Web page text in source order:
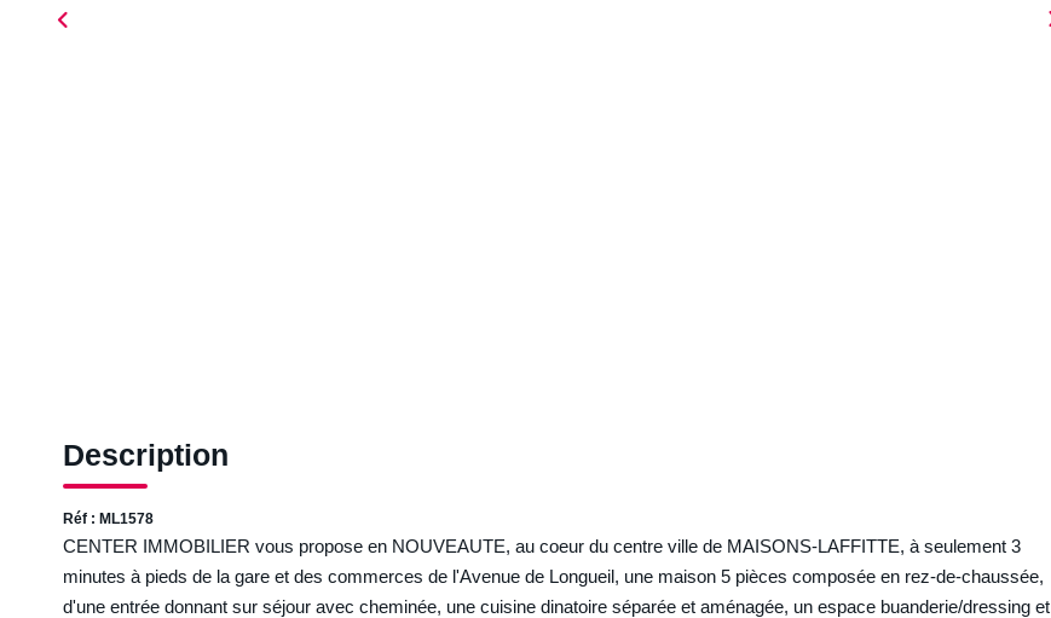
Description
Réf : ML1578
CENTER IMMOBILIER vous propose en NOUVEAUTE, au coeur du centre ville de MAISONS-LAFFITTE, à seulement 3
minutes à pieds de la gare et des commerces de l'Avenue de Longueil, une maison 5 pièces composée en rez-de-chaussée,
d'une entrée donnant sur séjour avec cheminée, une cuisine dinatoire séparée et aménagée, un espace buanderie/dressing et